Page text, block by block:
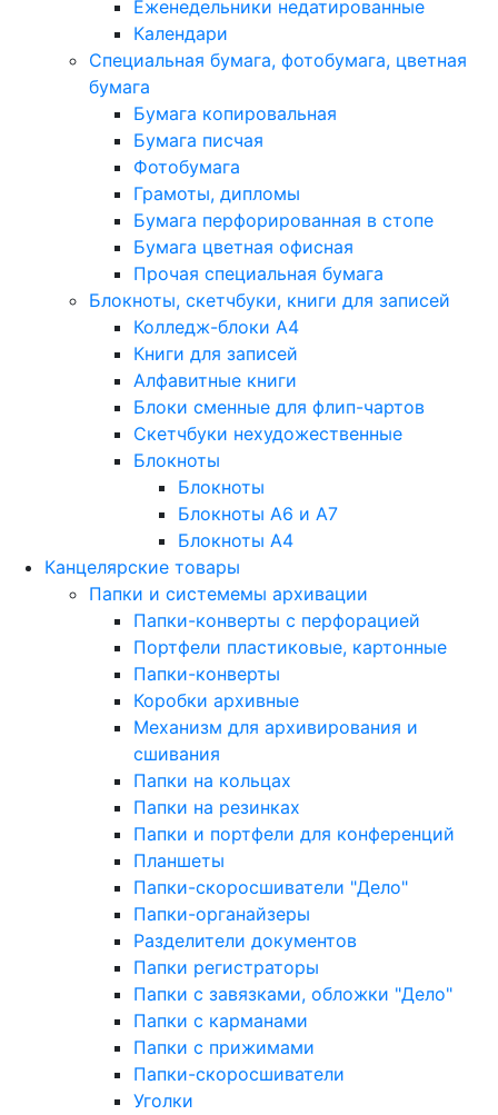
Еженедельники недатированные
Календари
Специальная бумага, фотобумага, цветная
бумага
Бумага копировальная
Бумага писчая
Фотобумага
Грамоты, дипломы
Бумага перфорированная в стопе
Бумага цветная офисная
Прочая специальная бумага
Блокноты, скетчбуки, книги для записей
Колледж-блоки А4
Книги для записей
Алфавитные книги
Блоки сменные для флип-чартов
Скетчбуки нехудожественные
Блокноты
Блокноты
Блокноты A6 и A7
Блокноты A4
Канцелярские товары
Папки и системемы архивации
Папки-конверты с перфорацией
Портфели пластиковые, картонные
Папки-конверты
Коробки архивные
Механизм для архивирования и
сшивания
Папки на кольцах
Папки на резинках
Папки и портфели для конференций
Планшеты
Папки-скоросшиватели "Дело"
Папки-органайзеры
Разделители документов
Папки регистраторы
Папки с завязками, обложки "Дело"
Папки с карманами
Папки с прижимами
Папки-скоросшиватели
Уголки